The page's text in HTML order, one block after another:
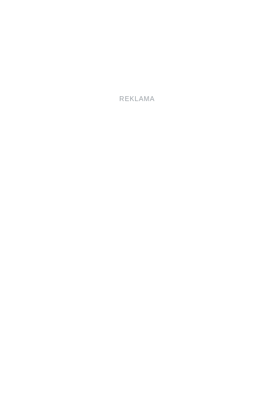
REKLAMA